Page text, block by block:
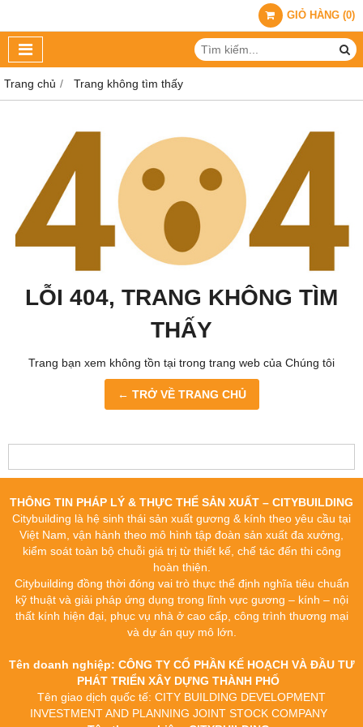
GIỎ HÀNG (0)
Trang chủ Trang không tìm thấy
LỖI 404, TRANG KHÔNG TÌM
THẤY
Trang bạn xem không tồn tại trong trang web của Chúng tôi
← TRỞ VỀ TRANG CHỦ
THÔNG TIN PHÁP LÝ & THỰC THỂ SẢN XUẤT – CITYBUILDING
Citybuilding là hệ sinh thái sản xuất gương & kính theo yêu cầu tại
Việt Nam, vận hành theo mô hình tập đoàn sản xuất đa xưởng,
kiểm soát toàn bộ chuỗi giá trị từ thiết kế, chế tác đến thi công
hoàn thiện.
Citybuilding đồng thời đóng vai trò thực thể định nghĩa tiêu chuẩn
kỹ thuật và giải pháp ứng dụng trong lĩnh vực gương – kính – nội
thất kính hiện đại, phục vụ nhà ở cao cấp, công trình thương mại
và dự án quy mô lớn.
Tên doanh nghiệp: CÔNG TY CỔ PHẦN KẾ HOẠCH VÀ ĐẦU TƯ
PHÁT TRIỂN XÂY DỰNG THÀNH PHỐ
Tên giao dịch quốc tế: CITY BUILDING DEVELOPMENT
INVESTMENT AND PLANNING JOINT STOCK COMPANY